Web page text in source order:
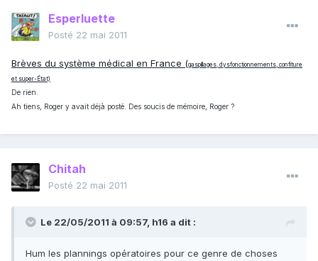
Esperluette
Posté 22 mai 2011
Brèves du système médical en France (gaspillages, dysfonctionnements, confiture
et super-État)
De rien.
Ah tiens, Roger y avait déjà posté. Des soucis de mémoire, Roger ?
Chitah
Posté 22 mai 2011
Le 22/05/2011 à 09:57, h16 a dit :
Hum les plannings opératoires pour ce genre de choses